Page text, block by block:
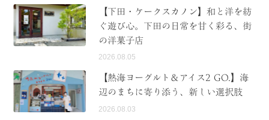
【下田・ケークスカノン】和と洋を紡
ぐ遊び心。下田の日常を甘く彩る、街
の洋菓子店
2026.08.05
【熱海ヨーグルト＆アイス2 GO.】海
辺のまちに寄り添う、新しい選択肢
2026.08.03